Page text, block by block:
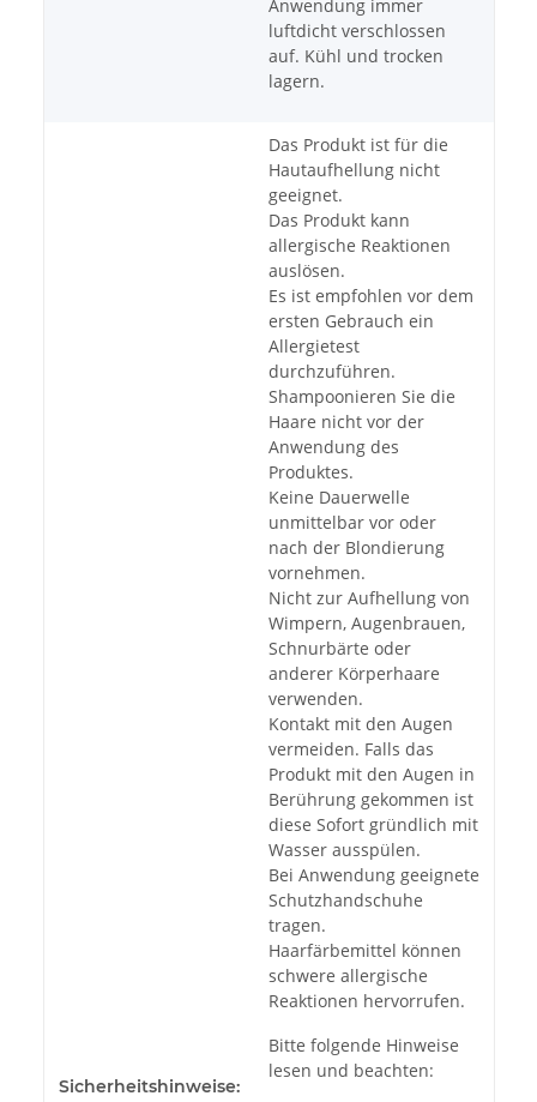
Anwendung immer
luftdicht verschlossen
auf. Kühl und trocken
lagern.
Sicherheitshinweise:
Das Produkt ist für die
Hautaufhellung nicht
geeignet.
Das Produkt kann
allergische Reaktionen
auslösen.
Es ist empfohlen vor dem
ersten Gebrauch ein
Allergietest
durchzuführen.
Shampoonieren Sie die
Haare nicht vor der
Anwendung des
Produktes.
Keine Dauerwelle
unmittelbar vor oder
nach der Blondierung
vornehmen.
Nicht zur Aufhellung von
Wimpern, Augenbrauen,
Schnurbärte oder
anderer Körperhaare
verwenden.
Kontakt mit den Augen
vermeiden. Falls das
Produkt mit den Augen in
Berührung gekommen ist
diese Sofort gründlich mit
Wasser ausspülen.
Bei Anwendung geeignete
Schutzhandschuhe
tragen.
Haarfärbemittel können
schwere allergische
Reaktionen hervorrufen.
Bitte folgende Hinweise
lesen und beachten: